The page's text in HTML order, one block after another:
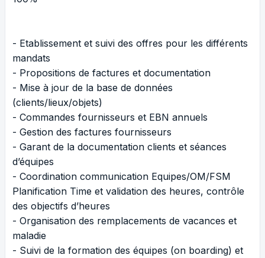
- Etablissement et suivi des offres pour les différents
mandats
- Propositions de factures et documentation
- Mise à jour de la base de données
(clients/lieux/objets)
- Commandes fournisseurs et EBN annuels
- Gestion des factures fournisseurs
- Garant de la documentation clients et séances
d’équipes
- Coordination communication Equipes/OM/FSM
Planification Time et validation des heures, contrôle
des objectifs d’heures
- Organisation des remplacements de vacances et
maladie
- Suivi de la formation des équipes (on boarding) et